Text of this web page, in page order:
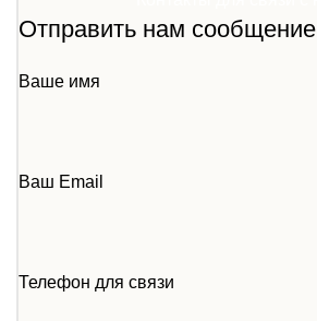
Отправить нам сообщение
Ваше имя
Ваш Email
Телефон для связи